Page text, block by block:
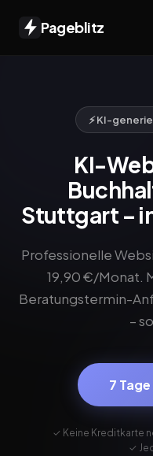
Pageblitz
⚡ KI-
KI-
Stuttgart –
Professionelle
19,90 €/Monat.
Beratungstermin-
–
7
✓ Keine Kreditkarte
✓